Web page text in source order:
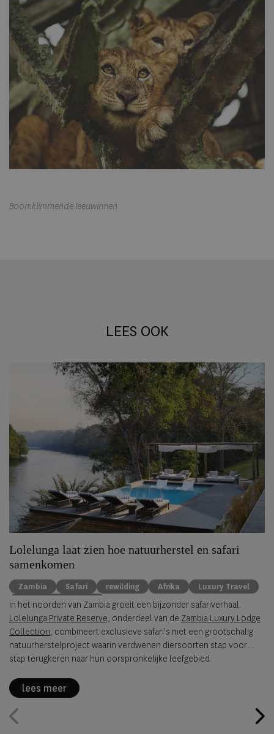
Boomklimmende leeuwinnen
LEES OOK
Lolelunga laat zien hoe natuurherstel en safari
samenkomen
Zambia Safari rewilding Afrika
Luxury Travel
wildlife conservation
In het noorden van Zambia groeit een bijzonder safariverhaal.
Lolelunga Private Reserve, onderdeel van de Zambia Luxury Lodge
Collection, combineert exclusieve safari's met een grootschalig
natuurherstelproject waarin verdwenen diersoorten stap voor
stap terugkeren naar hun oorspronkelijke leefgebied.
lees meer